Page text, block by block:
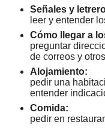
Señales y
leer y entender
Cómo llegar a
preguntar
de correos y
Alojamiento:
pedir una
entender
Comida:
pedir en